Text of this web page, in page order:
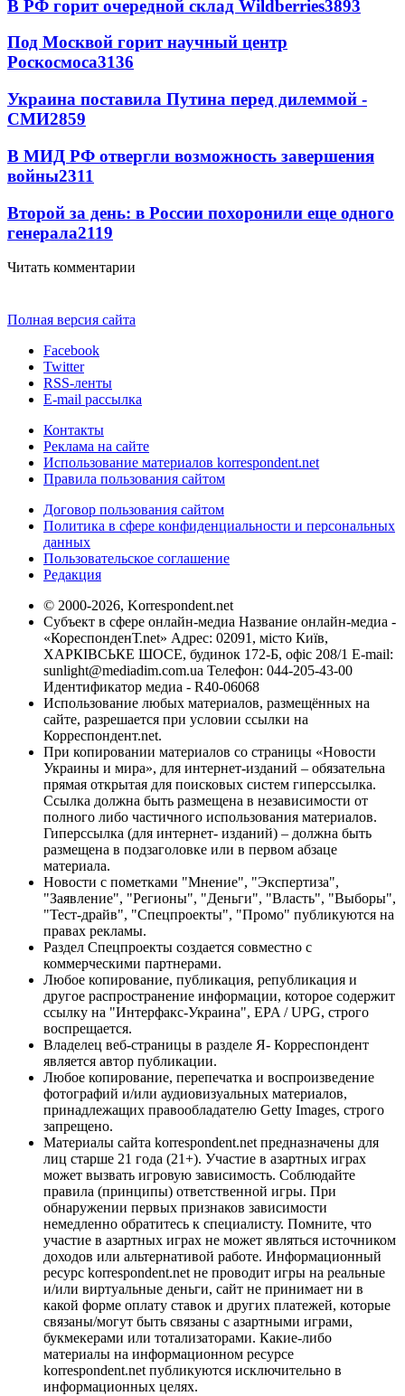
В РФ горит очередной склад Wildberries3893
Под Москвой горит научный центр
Роскосмоса3136
Украина поставила Путина перед дилеммой -
СМИ2859
В МИД РФ отвергли возможность завершения
войны2311
Второй за день: в России похоронили еще одного
генерала2119
Читать комментарии
Полная версия сайта
Facebook
Twitter
RSS-ленты
E-mail рассылка
Контакты
Реклама на сайте
Использование материалов korrespondent.net
Правила пользования сайтом
Договор пользования сайтом
Политика в сфере конфиденциальности и персональных
данных
Пользовательское соглашение
Редакция
© 2000-2026, Korrespondent.net
Субъект в сфере онлайн-медиа Название онлайн-медиа -
«КореспонденТ.net» Адрес: 02091, місто Київ,
ХАРКІВСЬКЕ ШОСЕ, будинок 172-Б, офіс 208/1 E-mail:
sunlight@mediadim.com.ua Телефон: 044-205-43-00
Идентификатор медиа - R40-06068
Использование любых материалов, размещённых на
сайте, разрешается при условии ссылки на
Корреспондент.net.
При копировании материалов со страницы «Новости
Украины и мира», для интернет-изданий – обязательна
прямая открытая для поисковых систем гиперссылка.
Ссылка должна быть размещена в независимости от
полного либо частичного использования материалов.
Гиперссылка (для интернет- изданий) – должна быть
размещена в подзаголовке или в первом абзаце
материала.
Новости с пометками "Мнение", "Экспертиза",
"Заявление", "Регионы", "Деньги", "Власть", "Выборы",
"Тест-драйв", "Спецпроекты", "Промо" публикуются на
правах рекламы.
Раздел Спецпроекты создается совместно с
коммерческими партнерами.
Любое копирование, публикация, републикация и
другое распространение информации, которое содержит
ссылку на "Интерфакс-Украина", EPA / UPG, строго
воспрещается.
Владелец веб-страницы в разделе Я- Корреспондент
является автор публикации.
Любое копирование, перепечатка и воспроизведение
фотографий и/или аудиовизуальных материалов,
принадлежащих правообладателю Getty Images, строго
запрещено.
Материалы сайта korrespondent.net предназначены для
лиц старше 21 года (21+). Участие в азартных играх
может вызвать игровую зависимость. Соблюдайте
правила (принципы) ответственной игры. При
обнаружении первых признаков зависимости
немедленно обратитесь к специалисту. Помните, что
участие в азартных играх не может являться источником
доходов или альтернативой работе. Информационный
ресурс korrespondent.net не проводит игры на реальные
и/или виртуальные деньги, сайт не принимает ни в
какой форме оплату ставок и других платежей, которые
связаны/могут быть связаны с азартными играми,
букмекерами или тотализаторами. Какие-либо
материалы на информационном ресурсе
korrespondent.net публикуются исключительно в
информационных целях.